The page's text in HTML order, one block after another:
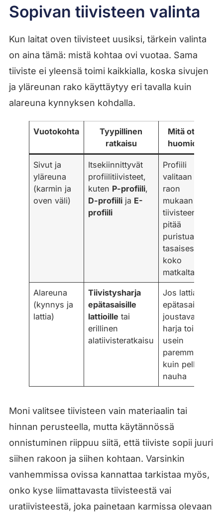
Sopivan tiivisteen valinta
Kun laitat oven tiivisteet uusiksi, tärkein valinta
on aina tämä: mistä kohtaa ovi vuotaa. Sama
tiiviste ei yleensä toimi kaikkialla, koska sivujen
ja yläreunan rako käyttäytyy eri tavalla kuin
alareuna kynnyksen kohdalla.
Vuotokohta
Tyypillinen
ratkaisu
Mitä ottaa
huomioon
Sivut ja
yläreuna
(karmin ja
oven väli)
Itsekiinnittyvät
profiilitiivisteet,
kuten P-profiili,
D-profiili ja E-
profiili
Profiili
valitaan
raon
mukaan ja
tiivisteen
pitää
puristua
tasaisesti
koko
matkalta
Alareuna
(kynnys ja
lattia)
Tiivistysharja
epätasaisille
lattioille tai
erillinen
alatiivisteratkaisu
Jos lattia on
epätasainen,
joustava
harja toimii
usein
paremmin
kuin pelkkä
nauha
Moni valitsee tiivisteen vain materiaalin tai
hinnan perusteella, mutta käytännössä
onnistuminen riippuu siitä, että tiiviste sopii juuri
siihen rakoon ja siihen kohtaan. Varsinkin
vanhemmissa ovissa kannattaa tarkistaa myös,
onko kyse liimattavasta tiivisteestä vai
uratiivisteestä, joka painetaan karmissa olevaan